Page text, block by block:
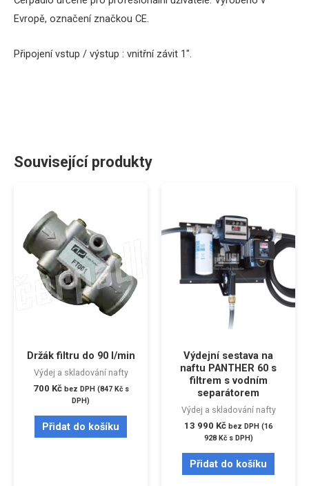
Evropě, označení značkou CE.
Připojení vstup / výstup : vnitřní závit 1″.
Související produkty
Držák filtru do 90 l/min
Výdej a skladování nafty
700 Kč bez DPH (847 Kčs
DPH)
Přidat do košíku
Výdejní sestava na
naftu PANTHER 60 s
filtrem s vodním
separátorem
Výdej a skladování nafty
13 990 Kč bez DPH (16
928 Kčs DPH)
Přidat do košíku